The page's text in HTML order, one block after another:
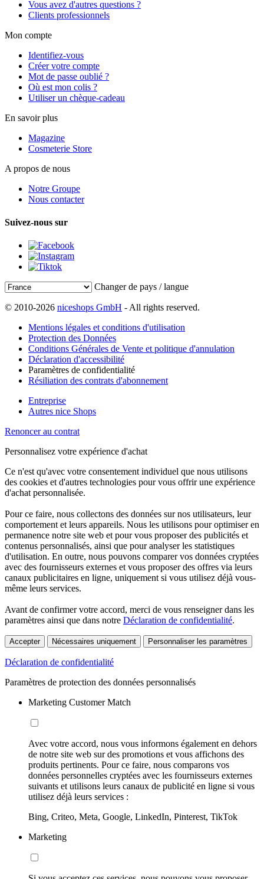
Vous avez d'autres questions ?
Clients professionnels
Mon compte
Identifiez-vous
Créer votre compte
Mot de passe oublié ?
Où est mon colis ?
Utiliser un chèque-cadeau
En savoir plus
Magazine
Cosmeterie Store
A propos de nous
Notre Groupe
Nous contacter
Suivez-nous sur
Changer de pays / langue
© 2010-2026 niceshops GmbH - All rights reserved.
Mentions légales et conditions d'utilisation
Protection des Données
Conditions Générales de Vente et politique d'annulation
Déclaration d'accessibilité
Paramètres de confidentialité
Résiliation des contrats d'abonnement
Entreprise
Autres nice Shops
Renoncer au contrat
Personnalisez votre expérience d'achat
Ce n'est qu'avec votre consentement individuel que nous utilisons
des cookies et d'autres technologies pour vous offrir une expérience
d'achat personnalisée.
Pour ce faire, nous collectons des données sur nos utilisateurs, leur
comportement et leurs appareils. Nous les utilisons pour optimiser en
permanence notre site web et pour vous proposer des publicités et
contenus personnalisés, ainsi que pour analyser les statistiques
d'utilisation. En outre, nous pouvons comparer vos données cryptées
avec des fournisseurs externes et vous proposer des offres via leurs
canaux publicitaires en ligne, uniquement si vous utilisez déjà vous-
même leurs services.
Avant de confirmer votre accord, merci de vous renseigner dans les
paramètres ainsi que dans notre Déclaration de confidentialité.
Accepter Nécessaires uniquement Personnaliser les paramètres
Déclaration de confidentialité
Paramètres de protection des données personnalisés
Marketing Customer Match
Avec votre accord, nous vous informons également en dehors
de notre site web sur des promotions et vous affichons des
produits pertinents. Pour ce faire, nous comparons vos
données personnelles cryptées avec les fournisseurs externes
suivants et utilisons leurs canaux de publicité en ligne si vous
utilisez déjà leurs services :
Bing, Criteo, Meta, Google, LinkedIn, Pinterest, TikTok
Marketing